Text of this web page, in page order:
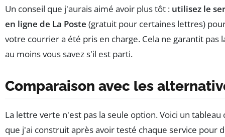
Un conseil que j'aurais aimé avoir plus tôt : utilisez le
en ligne de La Poste (gratuit pour certaines lettres)
votre courrier a été pris en charge. Cela ne garantit pas
au moins vous savez s'il est parti.
Comparaison avec les
La lettre verte n'est pas la seule option. Voici un
que j'ai construit après avoir testé chaque service pour